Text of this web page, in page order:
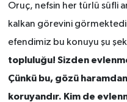
Oruç, nefsin her türlü süfli
kalkan görevini
efendimiz bu konuyu şu
topluluğu! Sizden
Çünkü bu, gözü
koruyandır. Kim de